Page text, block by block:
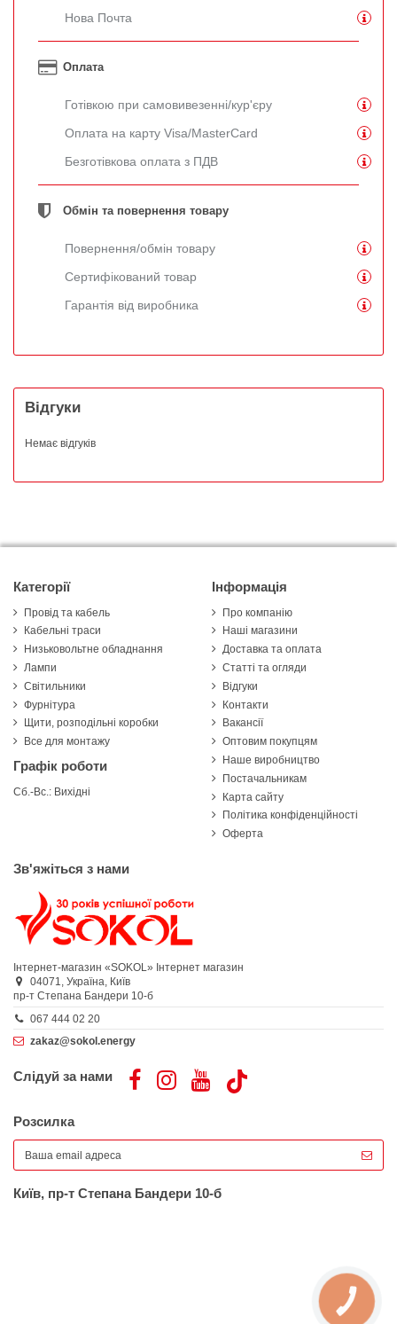
Нова Почта
Оплата
Готівкою при самовивезенні/кур'єру
Оплата на карту Visa/MasterCard
Безготівкова оплата з ПДВ
Обмін та повернення товару
Повернення/обмін товару
Сертифікований товар
Гарантія від виробника
Відгуки
Немає відгуків
Категорії
Провід та кабель
Кабельні траси
Низьковольтне обладнання
Лампи
Світильники
Фурнітура
Щити, розподільні коробки
Все для монтажу
Графік роботи
Сб.-Вс.: Вихідні
Інформація
Про компанію
Наші магазини
Доставка та оплата
Статті та огляди
Відгуки
Контакти
Вакансії
Оптовим покупцям
Наше виробництво
Постачальникам
Карта сайту
Політика конфіденційності
Оферта
Зв'яжіться з нами
Інтернет-магазин «SOKOL» Інтернет магазин
04071, Україна, Київ
пр-т Степана Бандери 10-б
067 444 02 20
zakaz@sokol.energy
Слідуй за нами
Розсилка
Київ, пр-т Степана Бандери 10-б
КНОПКА
ЗВ'ЯЗКУ